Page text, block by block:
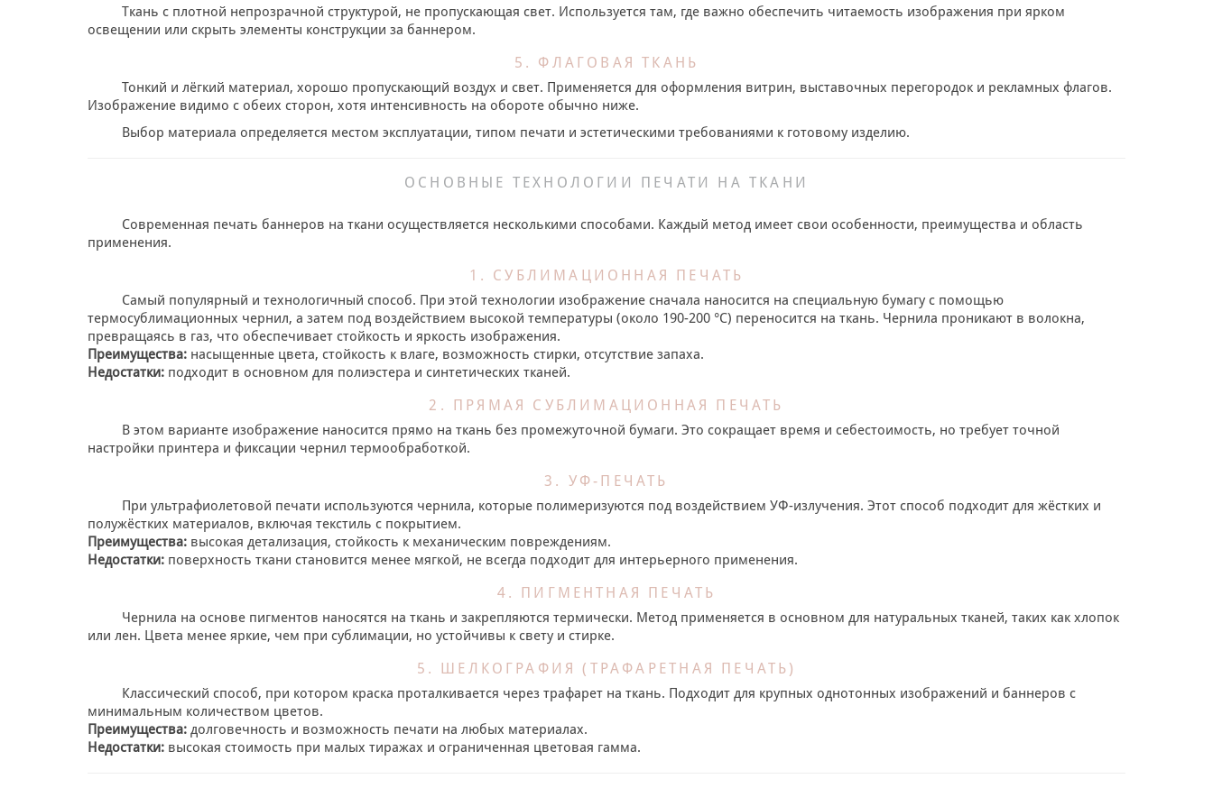
Ткань с плотной непрозрачной структурой, не пропускающая свет. Используется там, где важно обеспечить читаемость изображения при ярком
освещении или скрыть элементы конструкции за баннером.
5. ФЛАГОВАЯ ТКАНЬ
Тонкий и лёгкий материал, хорошо пропускающий воздух и свет. Применяется для оформления витрин, выставочных перегородок и рекламных флагов.
Изображение видимо с обеих сторон, хотя интенсивность на обороте обычно ниже.
Выбор материала определяется местом эксплуатации, типом печати и эстетическими требованиями к готовому изделию.
ОСНОВНЫЕ ТЕХНОЛОГИИ ПЕЧАТИ НА ТКАНИ
Современная печать баннеров на ткани осуществляется несколькими способами. Каждый метод имеет свои особенности, преимущества и область
применения.
1. СУБЛИМАЦИОННАЯ ПЕЧАТЬ
Самый популярный и технологичный способ. При этой технологии изображение сначала наносится на специальную бумагу с помощью
термосублимационных чернил, а затем под воздействием высокой температуры (около 190-200 °C) переносится на ткань. Чернила проникают в волокна,
превращаясь в газ, что обеспечивает стойкость и яркость изображения.
Преимущества: насыщенные цвета, стойкость к влаге, возможность стирки, отсутствие запаха.
Недостатки: подходит в основном для полиэстера и синтетических тканей.
2. ПРЯМАЯ СУБЛИМАЦИОННАЯ ПЕЧАТЬ
В этом варианте изображение наносится прямо на ткань без промежуточной бумаги. Это сокращает время и себестоимость, но требует точной
настройки принтера и фиксации чернил термообработкой.
3. УФ-ПЕЧАТЬ
При ультрафиолетовой печати используются чернила, которые полимеризуются под воздействием УФ-излучения. Этот способ подходит для жёстких и
полужёстких материалов, включая текстиль с покрытием.
Преимущества: высокая детализация, стойкость к механическим повреждениям.
Недостатки: поверхность ткани становится менее мягкой, не всегда подходит для интерьерного применения.
4. ПИГМЕНТНАЯ ПЕЧАТЬ
Чернила на основе пигментов наносятся на ткань и закрепляются термически. Метод применяется в основном для натуральных тканей, таких как хлопок
или лен. Цвета менее яркие, чем при сублимации, но устойчивы к свету и стирке.
5. ШЕЛКОГРАФИЯ (ТРАФАРЕТНАЯ ПЕЧАТЬ)
Классический способ, при котором краска проталкивается через трафарет на ткань. Подходит для крупных однотонных изображений и баннеров с
минимальным количеством цветов.
Преимущества: долговечность и возможность печати на любых материалах.
Недостатки: высокая стоимость при малых тиражах и ограниченная цветовая гамма.